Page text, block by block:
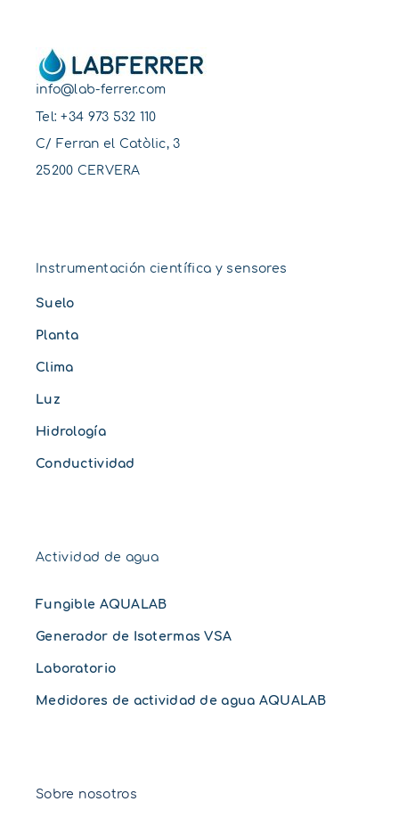
info@lab-ferrer.com
Tel:+34 973 532 110
C/ Ferran el Catòlic, 3
25200 CERVERA
Instrumentación científica y sensores
Suelo
Planta
Clima
Luz
Hidrología
Conductividad
Actividad de agua
Fungible AQUALAB
Generador de Isotermas VSA
Laboratorio
Medidores de actividad de agua AQUALAB
Sobre nosotros